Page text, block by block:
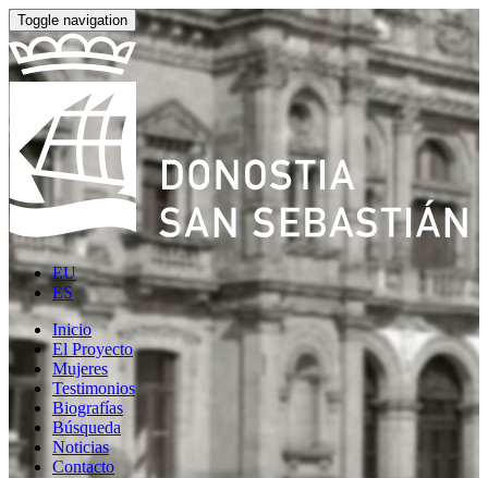
Toggle navigation
EU
ES
Inicio
El Proyecto
Mujeres
Testimonios
Biografías
Búsqueda
Noticias
Contacto